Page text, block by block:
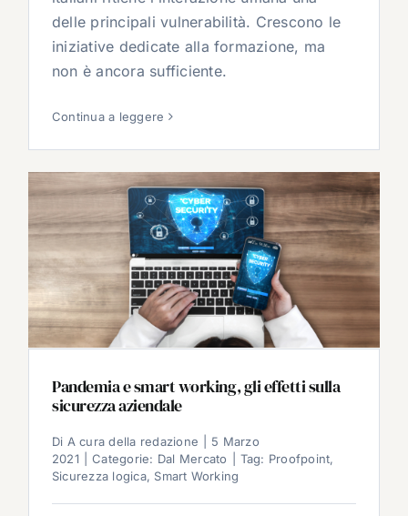
delle principali vulnerabilità. Crescono le
iniziative dedicate alla formazione, ma
non è ancora sufficiente.
Continua a leggere
Pandemia e smart working, gli effetti sulla
sicurezza aziendale
Di A cura della redazione
5 Marzo
2021
Categorie: Dal Mercato Tag: Proofpoint,
Sicurezza logica, Smart Working